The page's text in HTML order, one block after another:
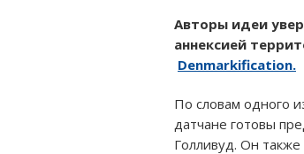
Авторы идеи
аннексией
Denmarkification.
По словам одного
датчане готовы
Голливуд. Он